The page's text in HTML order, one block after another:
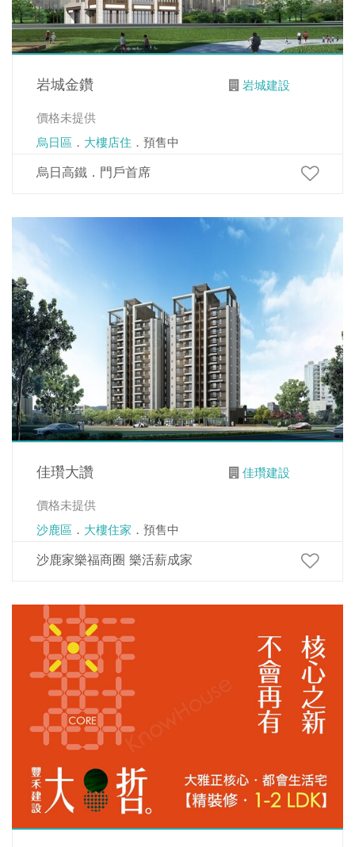
岩城金鑽
岩城建設
價格未提供
烏日區 ． 大樓店住 ．預售中
烏日高鐵．門戶首席
佳瓚大讚
佳瓚建設
價格未提供
沙鹿區 ． 大樓住家 ．預售中
沙鹿家樂福商圈 樂活薪成家